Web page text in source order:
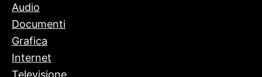
Audio
Documenti
Grafica
Internet
Televisione